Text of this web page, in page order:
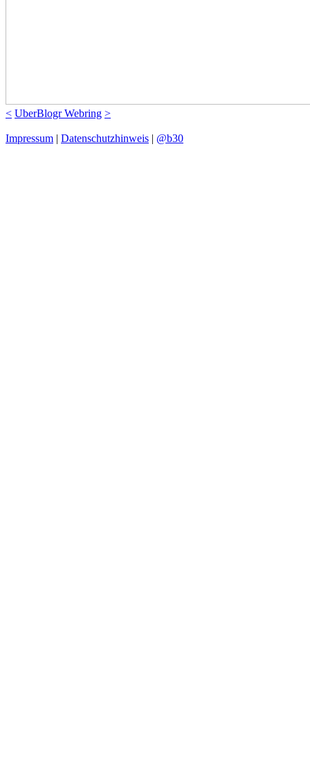
< UberBlogr Webring >
Impressum | Datenschutzhinweis | @b30